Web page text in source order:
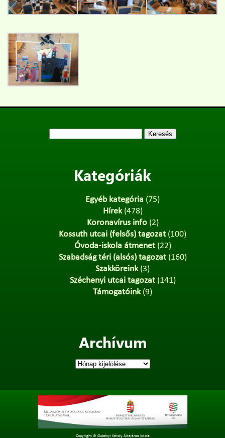
Kategóriák
Egyéb kategória (75)
Hírek(478)
Koronavírus info(2)
Kossuth utcai (felsős) tagozat(100)
Óvoda-iskola átmenet(22)
Szabadság téri (alsós) tagozat(160)
Szakköreink(3)
Széchenyi utcai tagozat(141)
Támogatóink(9)
Archívum
Archívum
Copyright © Gubányi Károly Általános Iskola